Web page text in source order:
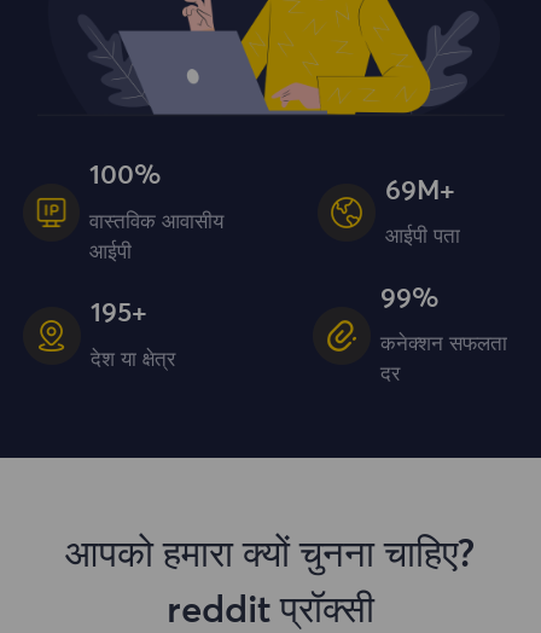
100%
वास्तविक आवासीय
आईपी
69M+
आईपी ​​पता
195+
देश या क्षेत्र
99%
कनेक्शन सफलता
दर
आपको हमारा क्यों चुनना चाहिए?
reddit प्रॉक्सी